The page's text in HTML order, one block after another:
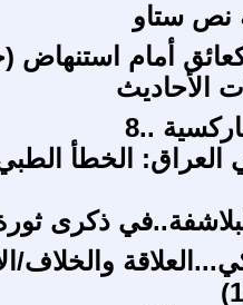
نص ستاو
أمام استنهاض
الأحاديث
..8
الخطأ
ذكرى ثورة
والخلاف/